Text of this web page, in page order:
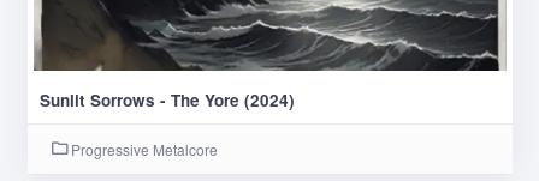
Sunlit Sorrows - The Yore (2024)
Progressive Metalcore